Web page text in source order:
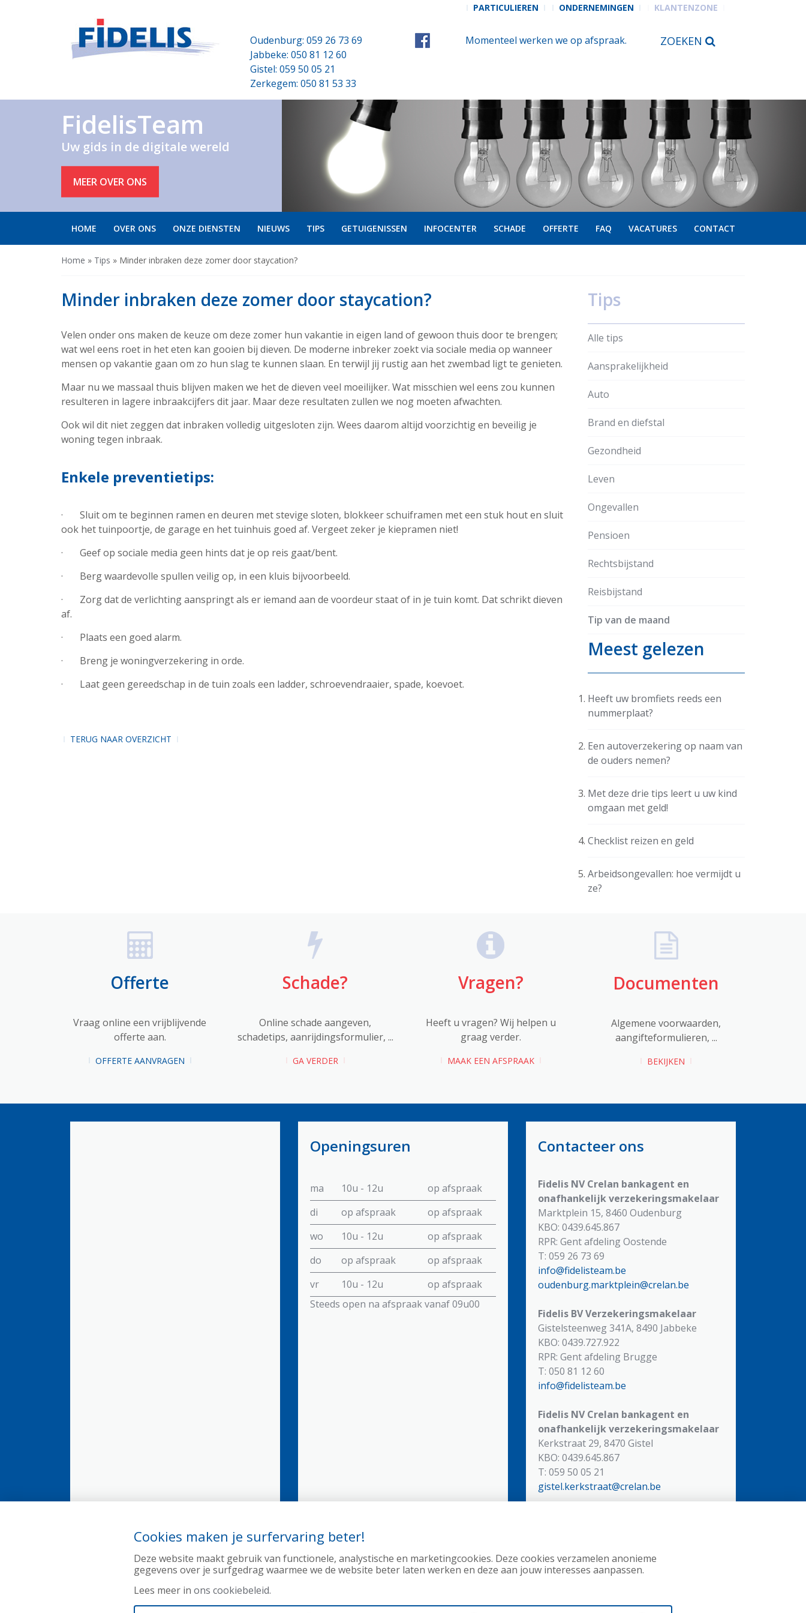
PARTICULIEREN ONDERNEMINGEN KLANTENZONE
Oudenburg: 059 26 73 69
Jabbeke: 050 81 12 60
Gistel: 059 50 05 21
Zerkegem: 050 81 53 33
Momenteel werken we op afspraak. ZOEKEN
FidelisTeam
Uw gids in de digitale wereld
MEER OVER ONS
HOME OVER ONS ONZE DIENSTEN NIEUWS TIPS GETUIGENISSEN INFOCENTER SCHADE OFFERTE FAQ VACATURES CONTACT
Home » Tips » Minder inbraken deze zomer door staycation?
Minder inbraken deze zomer door staycation?
Velen onder ons maken de keuze om deze zomer hun vakantie in eigen land of gewoon thuis door te brengen;
wat wel eens roet in het eten kan gooien bij dieven. De moderne inbreker zoekt via sociale media op wanneer
mensen op vakantie gaan om zo hun slag te kunnen slaan. En terwijl jij rustig aan het zwembad ligt te genieten.
Maar nu we massaal thuis blijven maken we het de dieven veel moeilijker. Wat misschien wel eens zou kunnen
resulteren in lagere inbraakcijfers dit jaar. Maar deze resultaten zullen we nog moeten afwachten.
Ook wil dit niet zeggen dat inbraken volledig uitgesloten zijn. Wees daarom altijd voorzichtig en beveilig je
woning tegen inbraak.
Enkele preventietips:
· Sluit om te beginnen ramen en deuren met stevige sloten, blokkeer schuiframen met een stuk hout en sluit
ook het tuinpoortje, de garage en het tuinhuis goed af. Vergeet zeker je kiepramen niet!
· Geef op sociale media geen hints dat je op reis gaat/bent.
· Berg waardevolle spullen veilig op, in een kluis bijvoorbeeld.
· Zorg dat de verlichting aanspringt als er iemand aan de voordeur staat of in je tuin komt. Dat schrikt dieven
af.
· Plaats een goed alarm.
· Breng je woningverzekering in orde.
· Laat geen gereedschap in de tuin zoals een ladder, schroevendraaier, spade, koevoet.
TERUG NAAR OVERZICHT
Tips
Alle tips
Aansprakelijkheid
Auto
Brand en diefstal
Gezondheid
Leven
Ongevallen
Pensioen
Rechtsbijstand
Reisbijstand
Tip van de maand
Meest gelezen
Heeft uw bromfiets reeds een
nummerplaat?
Een autoverzekering op naam van
de ouders nemen?
Met deze drie tips leert u uw kind
omgaan met geld!
Checklist reizen en geld
Arbeidsongevallen: hoe vermijdt u
ze?
Offerte
Vraag online een vrijblijvende
offerte aan.
OFFERTE AANVRAGEN
Schade?
Online schade aangeven,
schadetips, aanrijdingsformulier, ...
GA VERDER
Vragen?
Heeft u vragen? Wij helpen u
graag verder.
MAAK EEN AFSPRAAK
Documenten
Algemene voorwaarden,
aangifteformulieren, ...
BEKIJKEN
Openingsuren
ma 10u - 12u
op afspraak
di
op afspraak
op afspraak
wo
10u - 12u
op afspraak
do
op afspraak
op afspraak
vr
10u - 12u
op afspraak
Steeds open na afspraak vanaf 09u00
Contacteer ons
Fidelis NV Crelan bankagent en
onafhankelijk verzekeringsmakelaar
Marktplein 15, 8460 Oudenburg
KBO: 0439.645.867
RPR: Gent afdeling Oostende
T: 059 26 73 69
info@fidelisteam.be
oudenburg.marktplein@crelan.be
Fidelis BVVerzekeringsmakelaar
Gistelsteenweg 341A, 8490 Jabbeke
KBO: 0439.727.922
RPR: Gent afdeling Brugge
T: 050 81 12 60
info@fidelisteam.be
Fidelis NV Crelan bankagent en
onafhankelijk verzekeringsmakelaar
Kerkstraat 29, 8470 Gistel
KBO: 0439.645.867
T: 059 50 05 21
gistel.kerkstraat@crelan.be
KBO: 0439.645.867
T: 050 81 53 33
Cookies maken je surfervaring beter!
Deze website maakt gebruik van functionele, analystische en marketingcookies. Deze cookies verzamelen anonieme
gegevens over je surfgedrag waarmee we de website beter laten werken en deze aan jouw interesses aanpassen.
Lees meer in ons cookiebeleid.